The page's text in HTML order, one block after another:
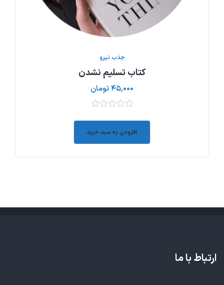
جذب نیرو
کتاب تسلیم نشدن
۴۵,۰۰۰تومان
of
افزودن به سبد خرید
ارتباط با ما